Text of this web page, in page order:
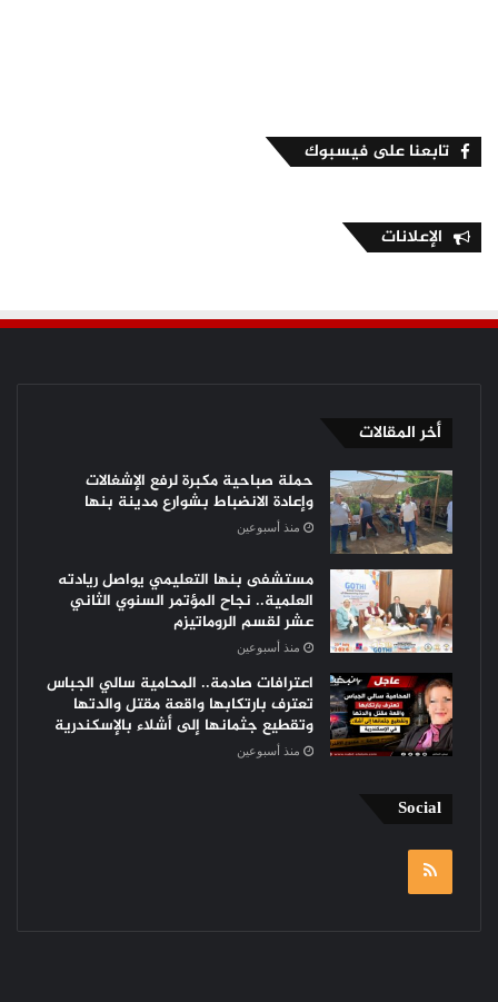
تابعنا على فيسبوك
الإعلانات
أخر المقالات
حملة صباحية مكبرة لرفع الإشغالات
وإعادة الانضباط بشوارع مدينة بنها
منذ أسبوعين
مستشفى بنها التعليمي يواصل ريادته
العلمية.. نجاح المؤتمر السنوي الثاني
عشر لقسم الروماتيزم
منذ أسبوعين
اعترافات صادمة.. المحامية سالي الجباس
تعترف بارتكابها واقعة مقتل والدتها
وتقطيع جثمانها إلى أشلاء بالإسكندرية
منذ أسبوعين
Social
RSS